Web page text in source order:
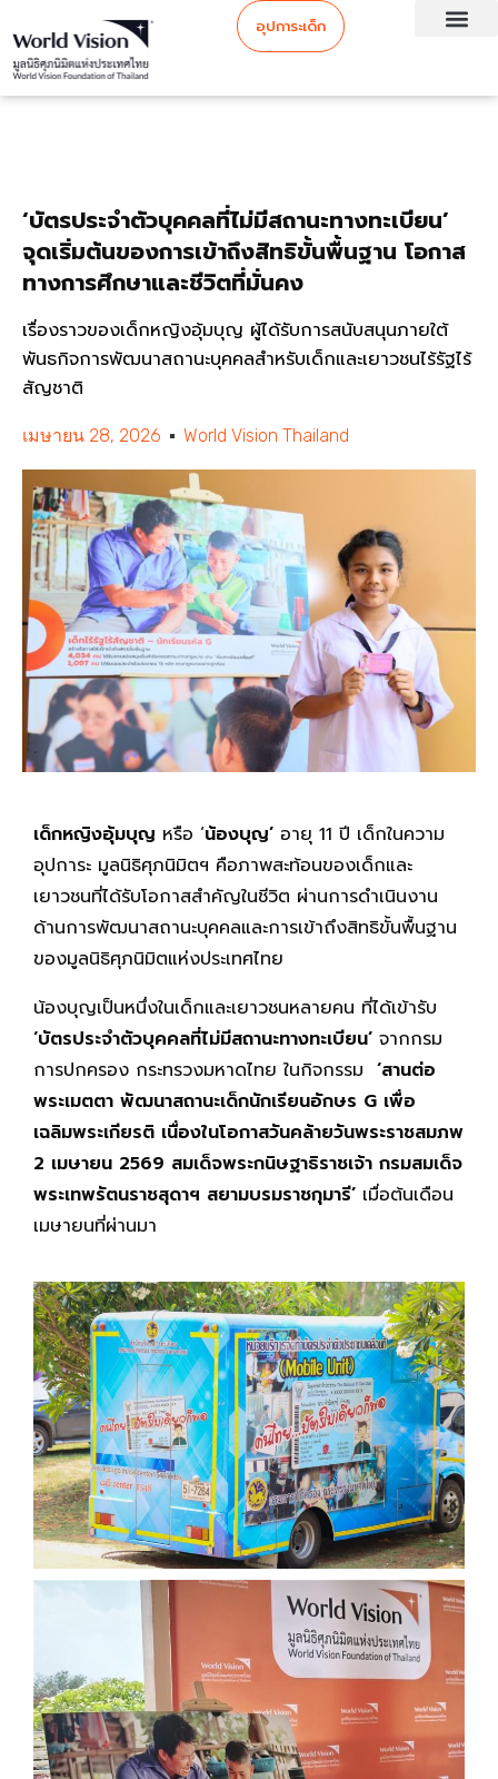
อุปการะเด็ก
‘บัตรประจำตัวบุคคลที่ไม่มีสถานะทางทะเบียน’
จุดเริ่มต้นของการเข้าถึงสิทธิขั้นพื้นฐาน โอกาส
ทางการศึกษาและชีวิตที่มั่นคง
เรื่องราวของเด็กหญิงอุ้มบุญ ผู้ได้รับการสนับสนุนภายใต้
พันธกิจการพัฒนาสถานะบุคคลสำหรับเด็กและเยาวชนไร้รัฐไร้
สัญชาติ
เมษายน 28, 2026 World Vision Thailand
เด็กหญิงอุ้มบุญ หรือ ‘น้องบุญ’ อายุ 11 ปี เด็กในความ
อุปการะ มูลนิธิศุภนิมิตฯ คือภาพสะท้อนของเด็กและ
เยาวชนที่ได้รับโอกาสสำคัญในชีวิต ผ่านการดำเนินงาน
ด้านการพัฒนาสถานะบุคคลและการเข้าถึงสิทธิขั้นพื้นฐาน
ของมูลนิธิศุภนิมิตแห่งประเทศไทย
น้องบุญเป็นหนึ่งในเด็กและเยาวชนหลายคน ที่ได้เข้ารับ
‘บัตรประจำตัวบุคคลที่ไม่มีสถานะทางทะเบียน’ จากกรม
การปกครอง กระทรวงมหาดไทย ในกิจกรรม ‘สานต่อ
พระเมตตา พัฒนาสถานะเด็กนักเรียนอักษร G เพื่อ
เฉลิมพระเกียรติ เนื่องในโอกาสวันคล้ายวันพระราชสมภพ
2 เมษายน 2569 สมเด็จพระกนิษฐาธิราชเจ้า กรมสมเด็จ
พระเทพรัตนราชสุดาฯ สยามบรมราชกุมารี’ เมื่อต้นเดือน
เมษายนที่ผ่านมา